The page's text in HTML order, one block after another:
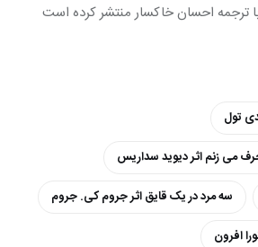
ترجمه احسان خاکسار منتشر کرده است
تول
می زنم اثر دیوید سداریس
سه مرد در یک قایق اثر جروم کی. جروم
افرون